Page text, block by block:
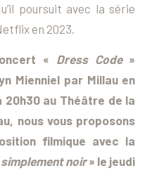
poursuit avec la série
en 2023.
« Dress Code»
Mienniel par Millau en
20h30 au Théâtre de la
nous vous proposons
filmique avec la
noir» le jeudi